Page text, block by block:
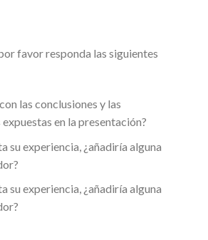
favor responda las siguientes
las conclusiones y las
en la presentación?
su experiencia, ¿añadiría alguna
su experiencia, ¿añadiría alguna